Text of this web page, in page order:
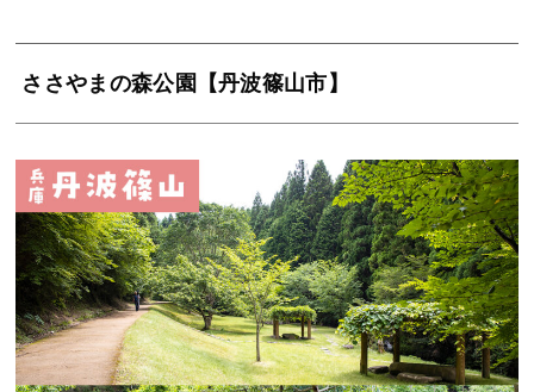
ささやまの森公園【丹波篠山市】